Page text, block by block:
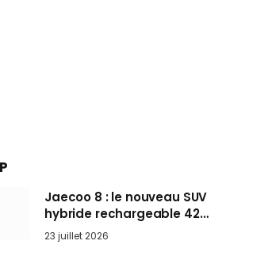
Jaecoo 8 : le nouveau SUV
hybride rechargeable 428
ch qui vise l’Audi Q7 arrive
en Europe cet automne
23 juillet 2026